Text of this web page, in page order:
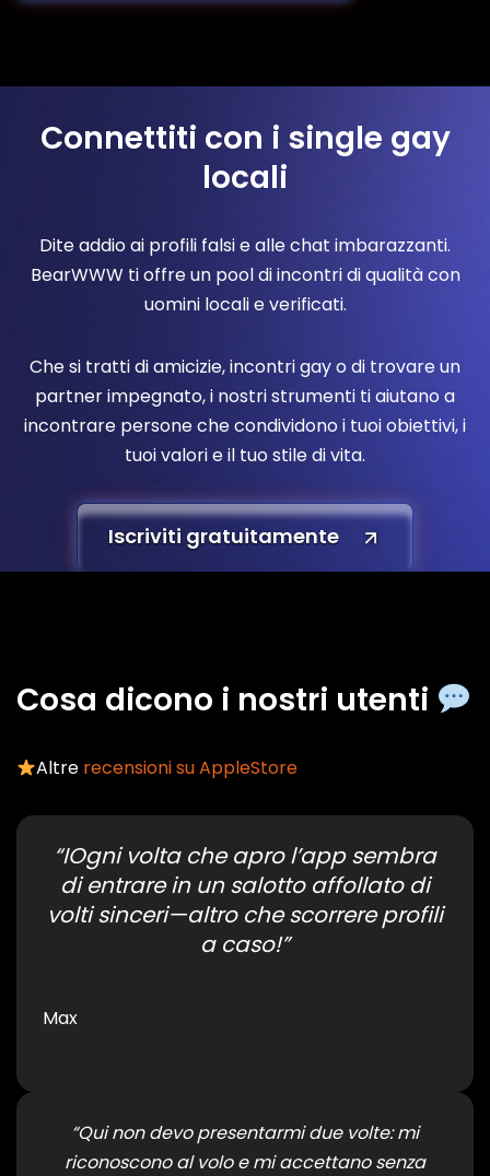
Connettiti con i single gay
locali
Dite addio ai profili falsi e alle chat imbarazzanti.
BearWWW ti offre un pool di incontri di qualità con
uomini locali e verificati.
Che si tratti di amicizie, incontri gay o di trovare un
partner impegnato, i nostri strumenti ti aiutano a
incontrare persone che condividono i tuoi obiettivi, i
tuoi valori e il tuo stile di vita.
Iscriviti gratuitamente
Cosa dicono i nostri utenti
Altre recensioni su AppleStore
“IOgni volta che apro l’app sembra
di entrare in un salotto affollato di
volti sinceri—altro che scorrere profili
a caso!”
Max
“Qui non devo presentarmi due volte: mi
riconoscono al volo e mi accettano senza